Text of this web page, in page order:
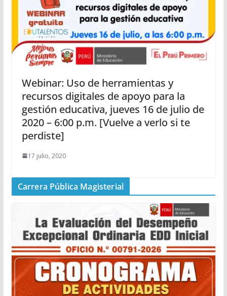
Webinar: Uso de herramientas y
recursos digitales de apoyo para la
gestión educativa, jueves 16 de julio de
2020 – 6:00 p.m. [Vuelve a verlo si te
perdiste]
17 julio, 2020
Carrera Pública Magisterial